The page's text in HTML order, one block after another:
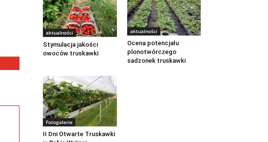
aktualności
Stymulacja jakości
owoców truskawki
aktualności
Ocena potencjału
plonotwórczego
sadzonek truskawki
Fotogalerie
II Dni Otwarte Truskawki